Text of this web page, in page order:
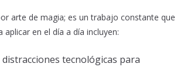
arte de magia; es un trabajo constante que
en el día a día incluyen:
tecnológicas para